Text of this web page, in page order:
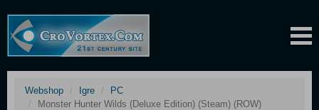
Webshop Igre
PC
Monster Hunter Wilds (Deluxe Edition) (Steam) (ROW)